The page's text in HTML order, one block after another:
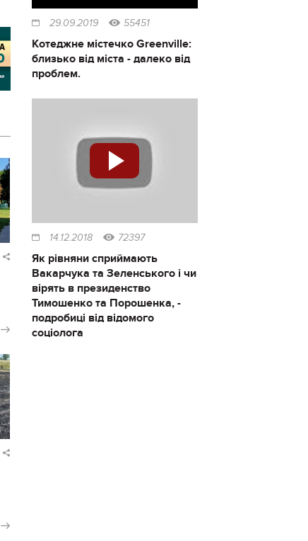
29.09.2019 55451
Котеджне містечко Greenville:
близько від міста - далеко від
проблем.
14.12.2018 72397
Як рівняни сприймають
Вакарчука та Зеленського і чи
вірять в президенство
Тимошенко та Порошенка, -
подробиці від відомого
соціолога